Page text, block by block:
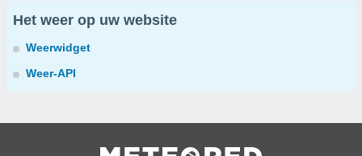
Het weer op uw website
Weerwidget
Weer-API